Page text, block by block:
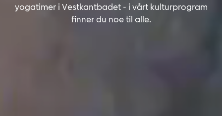
yogatimer i Vestkantbadet - i vårt kulturprogram
finner du noe til alle.